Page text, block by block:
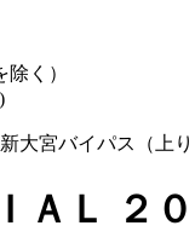
く）
)
大宮バイパス（上
ＡＬ ２